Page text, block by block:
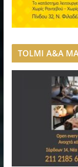
TOLMI A&A